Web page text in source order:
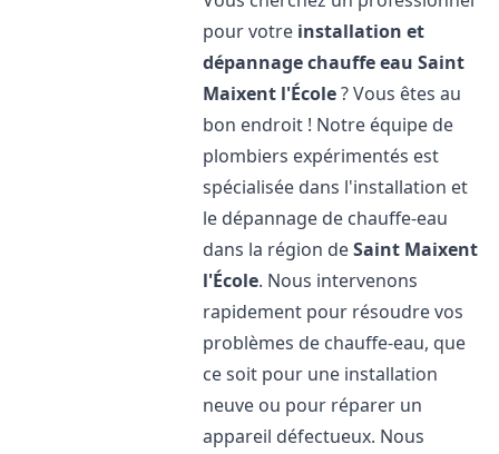
pour votre installation et
dépannage chauffe eau Saint
Maixent l'École? Vous êtes au
bon endroit ! Notre équipe de
plombiers expérimentés est
spécialisée dans l'installation et
le dépannage de chauffe-eau
dans la région deSaint Maixent
l'École. Nous intervenons
rapidement pour résoudre vos
problèmes de chauffe-eau, que
ce soit pour une installation
neuve ou pour réparer un
appareil défectueux. Nous